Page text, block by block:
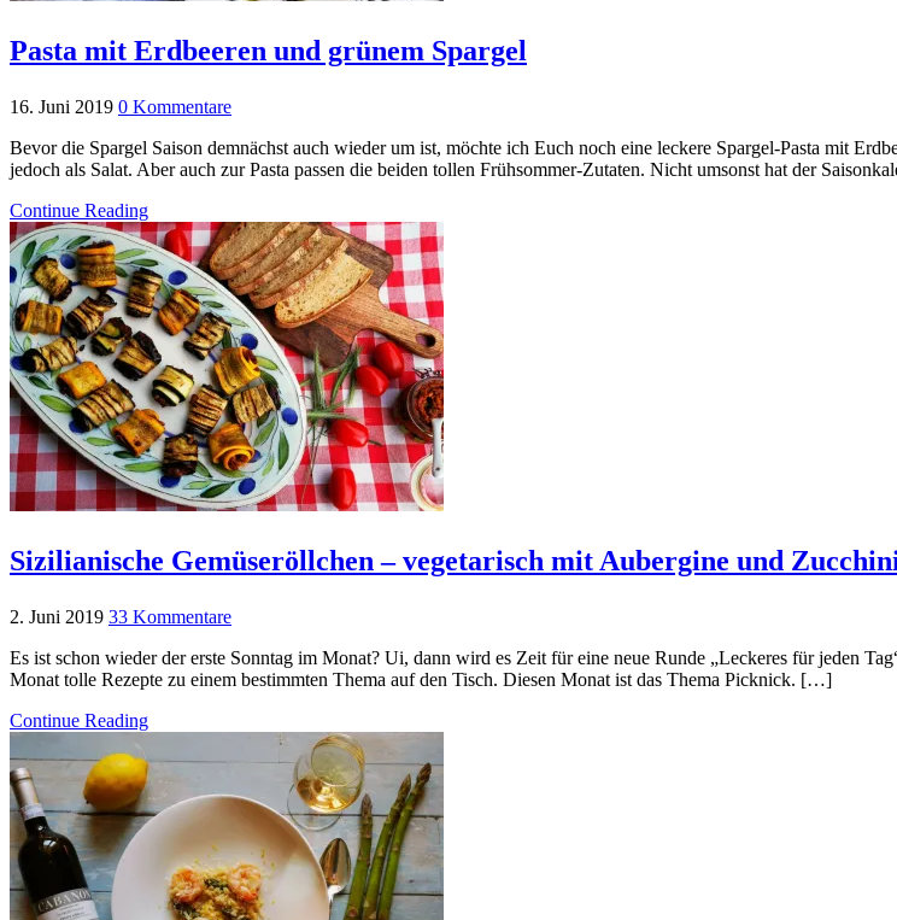
Pasta mit Erdbeeren und grünem Spargel
16. Juni 2019 0 Kommentare
Bevor die Spargel Saison demnächst auch wieder um ist, möchte ich Euch noch eine leckere Spargel-Pasta mit
jedoch als Salat. Aber auch zur Pasta passen die beiden tollen Frühsommer-Zutaten. Nicht umsonst hat der
Continue Reading
Sizilianische Gemüseröllchen – vegetarisch mit Aubergine und
2. Juni 2019 33 Kommentare
Es ist schon wieder der erste Sonntag im Monat? Ui, dann wird es Zeit für eine neue Runde „Leckeres für jeden
Monat tolle Rezepte zu einem bestimmten Thema auf den Tisch. Diesen Monat ist das Thema Picknick. […]
Continue Reading